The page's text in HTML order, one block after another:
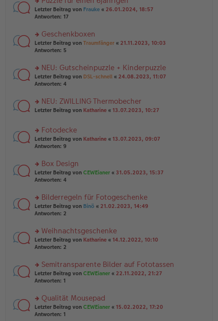
tr
a
g
n
er
tr
a
g
n
g
el
e
n
er
tr
a
g
rs
te
n
g
el
e
n
er
tr
a
Letzter Beitrag von Frauke « 26.01.2024, 18:57
Antworten: 17
rs
te
n
g
el
e
n
ei
tr
a
Geschenkboxen
Letzter Beitrag von Traumfänger « 21.11.2023, 10:03
Antworten: 5
rs
te
n
g
es
e
n
er
ei
tr
a
NEU: Gutscheinpuzzle + Kinderpuzzle
Letzter Beitrag von DSL-schnell « 24.08.2023, 11:07
Antworten: 4
rs
u
n
g
es
e
n
er
ei
tr
a
NEU: ZWILLING Thermobecher
Letzter Beitrag von Katharine « 13.07.2023, 10:27
rs
te
n
g
el
e
n
er
tr
a
g
Fotodecke
Letzter Beitrag von Katharine « 13.07.2023, 09:07
Antworten: 9
rs
te
n
g
el
e
n
er
tr
a
g
Box Design
Letzter Beitrag von CEWEianer « 31.05.2023, 15:37
Antworten: 4
rs
te
n
g
el
e
n
er
tr
a
g
Bilderregeln für Fotogeschenke
Letzter Beitrag von Binö « 21.02.2023, 14:49
Antworten: 2
rs
te
n
g
el
e
n
er
Weihnachtsgeschenke
Letzter Beitrag von Katharine « 14.12.2022, 10:10
Antworten: 2
rs
te
n
g
el
Semitransparente Bilder auf Fototassen
Letzter Beitrag von CEWEianer « 22.11.2022, 21:27
Antworten: 1
rs
te
Qualität Mousepad
Letzter Beitrag von CEWEianer « 15.02.2022, 17:20
Antworten: 1